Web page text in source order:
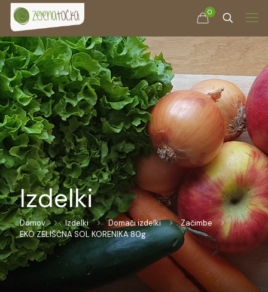
0
Izdelki
Domov Izdelki Domači izdelki
Začimbe
EKO ZELIŠČNA SOL KORENIKA 80g